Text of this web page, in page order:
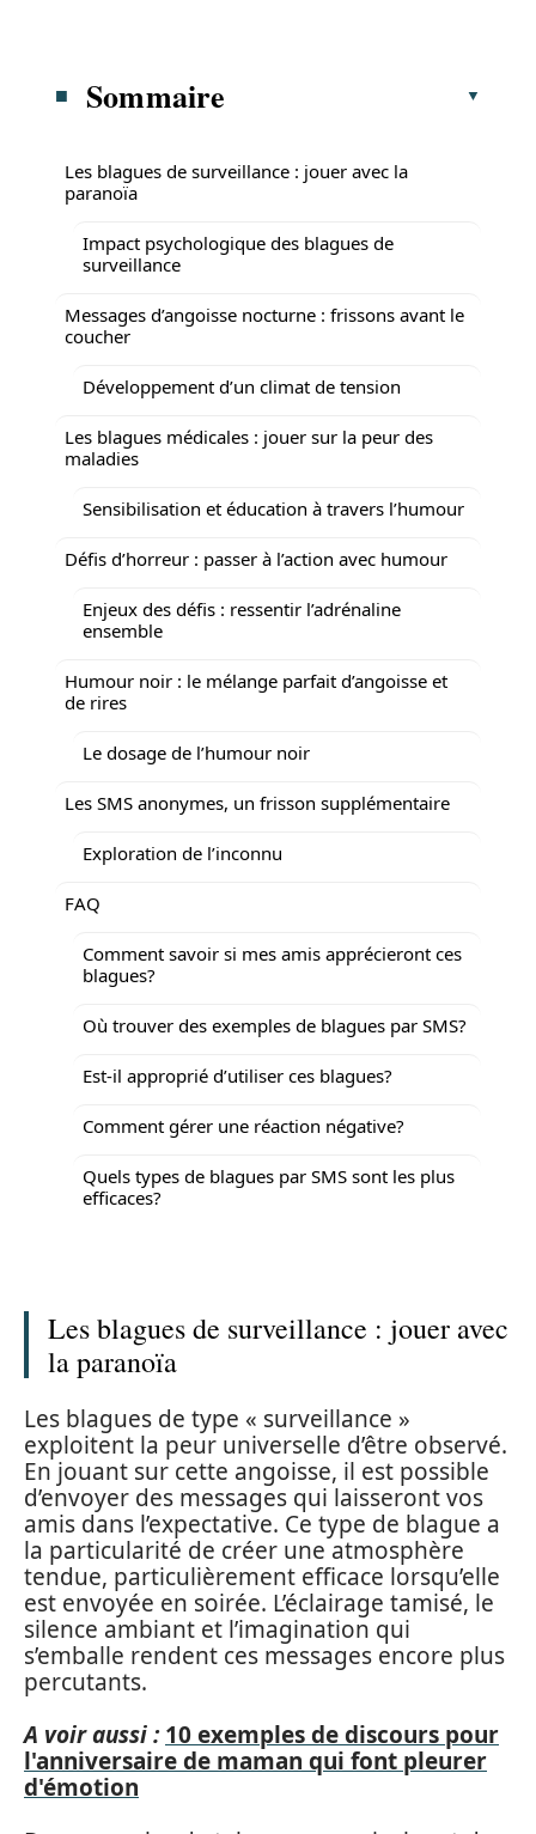
Sommaire
Les blagues de surveillance : jouer avec la
paranoïa
Impact psychologique des blagues de
surveillance
Messages d’angoisse nocturne : frissons avant le
coucher
Développement d’un climat de tension
Les blagues médicales : jouer sur la peur des
maladies
Sensibilisation et éducation à travers l’humour
Défis d’horreur : passer à l’action avec humour
Enjeux des défis : ressentir l’adrénaline
ensemble
Humour noir : le mélange parfait d’angoisse et
de rires
Le dosage de l’humour noir
Les SMS anonymes, un frisson supplémentaire
Exploration de l’inconnu
FAQ
Comment savoir si mes amis apprécieront ces
blagues?
Où trouver des exemples de blagues par SMS?
Est-il approprié d’utiliser ces blagues?
Comment gérer une réaction négative?
Quels types de blagues par SMS sont les plus
efficaces?
Les blagues de surveillance : jouer avec
la paranoïa
Les blagues de type « surveillance »
exploitent la peur universelle d’être observé.
En jouant sur cette angoisse, il est possible
d’envoyer des messages qui laisseront vos
amis dans l’expectative. Ce type de blague a
la particularité de créer une atmosphère
tendue, particulièrement efficace lorsqu’elle
est envoyée en soirée. L’éclairage tamisé, le
silence ambiant et l’imagination qui
s’emballe rendent ces messages encore plus
percutants.
A voir aussi : 10 exemples de discours pour
l'anniversaire de maman qui font pleurer
d'émotion